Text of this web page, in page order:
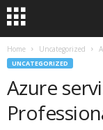
Home Uncategorized
UNCATEGORIZED
Azure